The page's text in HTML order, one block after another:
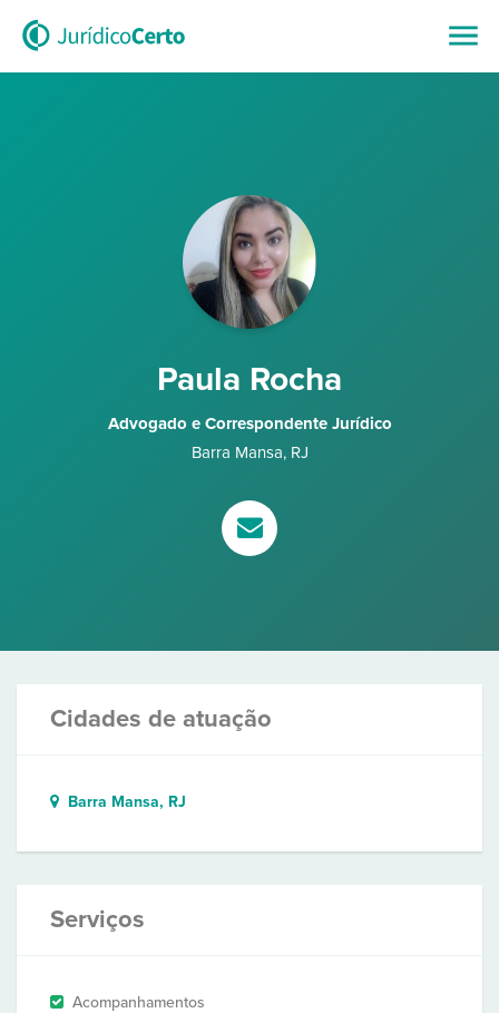
Paula Rocha
Advogado e Correspondente Jurídico
Barra Mansa, RJ
Cidades de atuação
Barra Mansa, RJ
Serviços
Acompanhamentos